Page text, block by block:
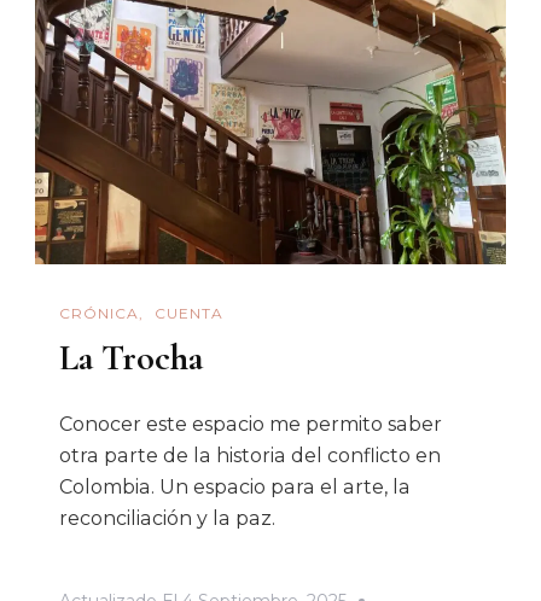
CRÓNICA CUENTA
La Trocha
Conocer este espacio me permito saber
otra parte de la historia del conflicto en
Colombia. Un espacio para el arte, la
reconciliación y la paz.